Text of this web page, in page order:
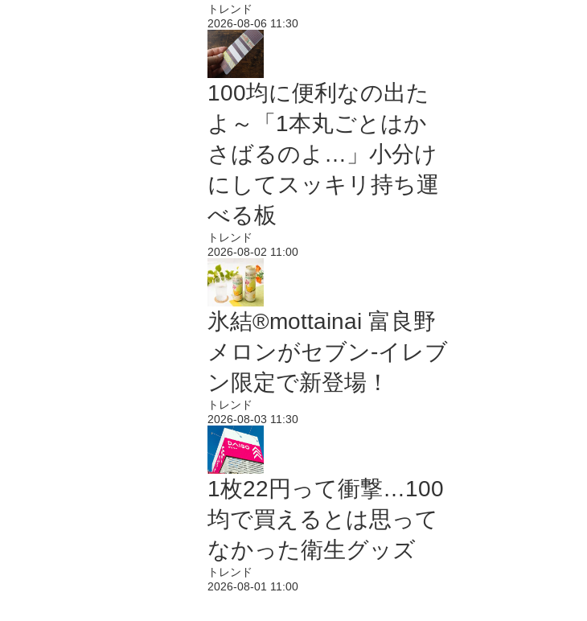
トレンド
2026-08-06 11:30
100均に便利なの出た
よ～「1本丸ごとはか
さばるのよ…」小分け
にしてスッキリ持ち運
べる板
トレンド
2026-08-02 11:00
氷結®mottainai 富良野
メロンがセブン‐イレブ
ン限定で新登場！
トレンド
2026-08-03 11:30
1枚22円って衝撃…100
均で買えるとは思って
なかった衛生グッズ
トレンド
2026-08-01 11:00